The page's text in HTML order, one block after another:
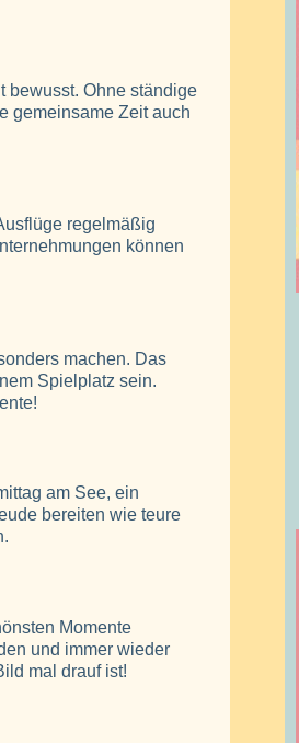
bewusst. Ohne ständige
gemeinsame Zeit auch
regelmäßig
können
machen. Das
Spielplatz sein.
am See, ein
bereiten wie teure
Momente
und immer wieder
mal drauf ist!